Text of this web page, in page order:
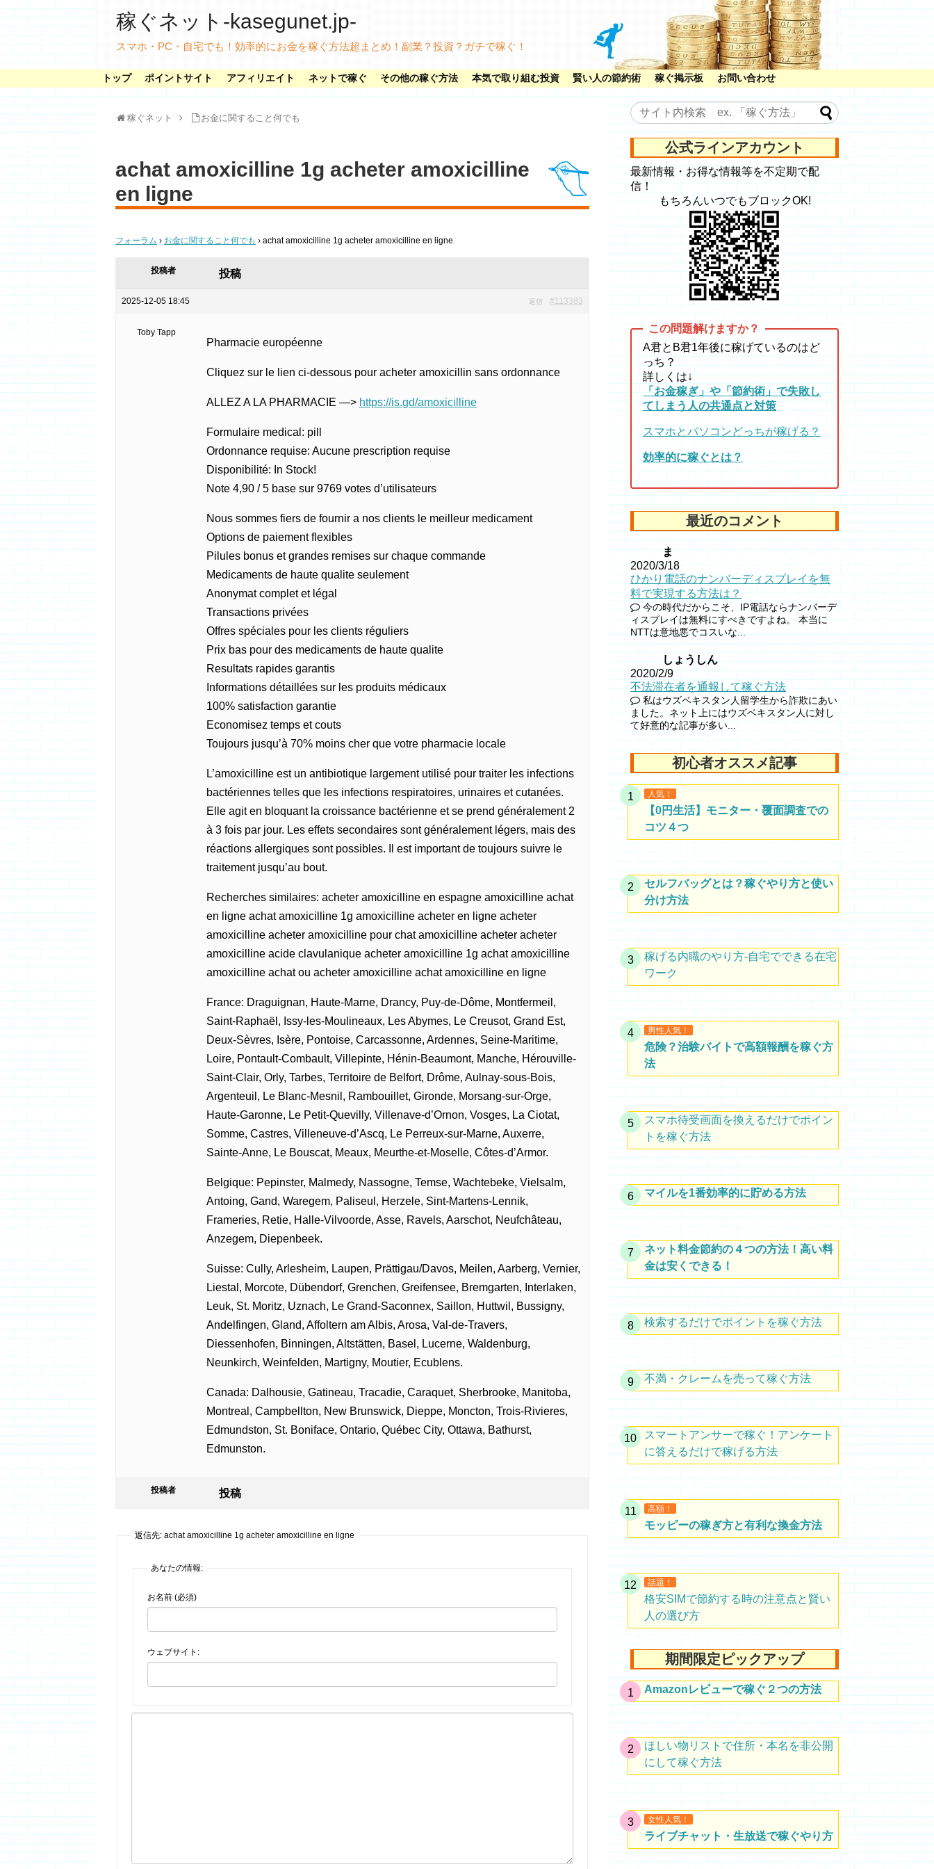
稼ぐネット-kasegunet.jp-
スマホ・PC・自宅でも！効率的にお金を稼ぐ方法超まとめ！副業？投資？ガチで稼ぐ！
トップ ポイントサイト アフィリエイト ネットで稼ぐ その他の稼ぐ方法 本気で取り組む投資 賢い人の節約術 稼ぐ掲示板 お問い合わせ
稼ぐネット お金に関すること何でも
achat amoxicilline 1g acheter amoxicilline
en ligne
フォーラム › お金に関すること何でも › achat amoxicilline 1g acheter amoxicilline en ligne
投稿者 投稿
2025-12-05 18:45 #113383
返信
Toby Tapp
Pharmacie européenne
Cliquez sur le lien ci-dessous pour acheter amoxicillin sans ordonnance
ALLEZ A LA PHARMACIE —> https://is.gd/amoxicilline
Formulaire medical: pill
Ordonnance requise: Aucune prescription requise
Disponibilité: In Stock!
Note 4,90 / 5 base sur 9769 votes d’utilisateurs
Nous sommes fiers de fournir a nos clients le meilleur medicament
Options de paiement flexibles
Pilules bonus et grandes remises sur chaque commande
Medicaments de haute qualite seulement
Anonymat complet et légal
Transactions privées
Offres spéciales pour les clients réguliers
Prix bas pour des medicaments de haute qualite
Resultats rapides garantis
Informations détaillées sur les produits médicaux
100% satisfaction garantie
Economisez temps et couts
Toujours jusqu’à 70% moins cher que votre pharmacie locale
L’amoxicilline est un antibiotique largement utilisé pour traiter les infections
bactériennes telles que les infections respiratoires, urinaires et cutanées.
Elle agit en bloquant la croissance bactérienne et se prend généralement 2
à 3 fois par jour. Les effets secondaires sont généralement légers, mais des
réactions allergiques sont possibles. Il est important de toujours suivre le
traitement jusqu’au bout.
Recherches similaires: acheter amoxicilline en espagne amoxicilline achat
en ligne achat amoxicilline 1g amoxicilline acheter en ligne acheter
amoxicilline acheter amoxicilline pour chat amoxicilline acheter acheter
amoxicilline acide clavulanique acheter amoxicilline 1g achat amoxicilline
amoxicilline achat ou acheter amoxicilline achat amoxicilline en ligne
France: Draguignan, Haute-Marne, Drancy, Puy-de-Dôme, Montfermeil,
Saint-Raphaël, Issy-les-Moulineaux, Les Abymes, Le Creusot, Grand Est,
Deux-Sèvres, Isère, Pontoise, Carcassonne, Ardennes, Seine-Maritime,
Loire, Pontault-Combault, Villepinte, Hénin-Beaumont, Manche, Hérouville-
Saint-Clair, Orly, Tarbes, Territoire de Belfort, Drôme, Aulnay-sous-Bois,
Argenteuil, Le Blanc-Mesnil, Rambouillet, Gironde, Morsang-sur-Orge,
Haute-Garonne, Le Petit-Quevilly, Villenave-d’Ornon, Vosges, La Ciotat,
Somme, Castres, Villeneuve-d’Ascq, Le Perreux-sur-Marne, Auxerre,
Sainte-Anne, Le Bouscat, Meaux, Meurthe-et-Moselle, Côtes-d’Armor.
Belgique: Pepinster, Malmedy, Nassogne, Temse, Wachtebeke, Vielsalm,
Antoing, Gand, Waregem, Paliseul, Herzele, Sint-Martens-Lennik,
Frameries, Retie, Halle-Vilvoorde, Asse, Ravels, Aarschot, Neufchâteau,
Anzegem, Diepenbeek.
Suisse: Cully, Arlesheim, Laupen, Prättigau/Davos, Meilen, Aarberg, Vernier,
Liestal, Morcote, Dübendorf, Grenchen, Greifensee, Bremgarten, Interlaken,
Leuk, St. Moritz, Uznach, Le Grand-Saconnex, Saillon, Huttwil, Bussigny,
Andelfingen, Gland, Affoltern am Albis, Arosa, Val-de-Travers,
Diessenhofen, Binningen, Altstätten, Basel, Lucerne, Waldenburg,
Neunkirch, Weinfelden, Martigny, Moutier, Ecublens.
Canada: Dalhousie, Gatineau, Tracadie, Caraquet, Sherbrooke, Manitoba,
Montreal, Campbellton, New Brunswick, Dieppe, Moncton, Trois-Rivieres,
Edmundston, St. Boniface, Ontario, Québec City, Ottawa, Bathurst,
Edmunston.
投稿者 投稿
返信先: achat amoxicilline 1g acheter amoxicilline en ligne
あなたの情報:
お名前 (必須)
ウェブサイト:
公式ラインアカウント
最新情報・お得な情報等を不定期で配
信！
もちろんいつでもブロックOK!
A君とB君1年後に稼げているのはど
っち？
詳しくは↓
「お金稼ぎ」や「節約術」で失敗し
てしまう人の共通点と対策
スマホとパソコンどっちが稼げる？
効率的に稼ぐとは？
最近のコメント
ま
2020/3/18
ひかり電話のナンバーディスプレイを無
料で実現する方法は？
今の時代だからこそ、IP電話ならナンバーデ
ィスプレイは無料にすべきですよね。 本当に
NTTは意地悪でコスいな...
しょうしん
2020/2/9
不法滞在者を通報して稼ぐ方法
私はウズベキスタン人留学生から詐欺にあい
ました。ネット上にはウズベキスタン人に対し
て好意的な記事が多い...
初心者オススメ記事
人気！
【0円生活】モニター・覆面調査での
コツ４つ
セルフバッグとは？稼ぐやり方と使い
分け方法
稼げる内職のやり方-自宅でできる在宅
ワーク
男性人気！
危険？治験バイトで高額報酬を稼ぐ方
法
スマホ待受画面を換えるだけでポイン
トを稼ぐ方法
マイルを1番効率的に貯める方法
ネット料金節約の４つの方法！高い料
金は安くできる！
検索するだけでポイントを稼ぐ方法
不満・クレームを売って稼ぐ方法
スマートアンサーで稼ぐ！アンケート
に答えるだけで稼げる方法
高額！
モッピーの稼ぎ方と有利な換金方法
話題！
格安SIMで節約する時の注意点と賢い
人の選び方
期間限定ピックアップ
Amazonレビューで稼ぐ２つの方法
ほしい物リストで住所・本名を非公開
にして稼ぐ方法
女性人気！
ライブチャット・生放送で稼ぐやり方